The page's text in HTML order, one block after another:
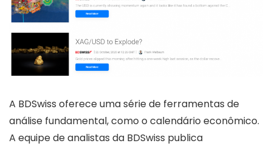
A BDSwiss oferece uma série de ferramentas de
análise fundamental, como o calendário econômico.
A equipe de analistas da BDSwiss publica